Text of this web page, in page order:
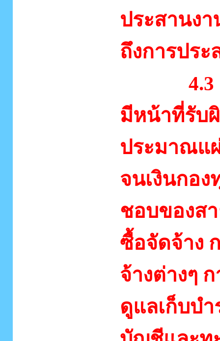
ประสานง
ถึงการปร
4.3 ด้า
มีหน้าที่รับ
ประมาณแ
จนเงินกอ
ชอบของส
ซื้อจัดจ้าง
จ้างต่างๆ
ดูแลเก็บบ